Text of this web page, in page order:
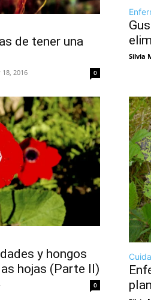
de tener una
18, 2016 0
Silvia
y hongos
hojas (Parte II)
0